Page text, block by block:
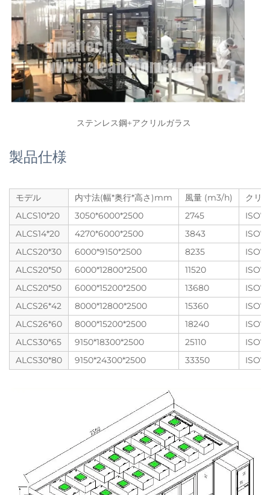
ステンレス鋼+アクリルガラス
製品仕様
モデル 内寸法(幅*奥行*高さ)mm 風量 (m3/h)
クリ
ALCS10*20
3050*6000*2500 2745
ISO7
ALCS14*20
4270*6000*2500 3843
ISO7
ALCS20*30
6000*9150*2500 8235
ISO7
ALCS20*50
6000*12800*2500 11520
ISO7
ALCS20*50
6000*15200*2500 13680
ISO7
ALCS26*42
8000*12800*2500 15360
ISO7
ALCS26*60
8000*15200*2500 18240
ISO7
ALCS30*65
9150*18300*2500 25110
ISO7
ALCS30*80
9150*24300*2500 33350 ISO7